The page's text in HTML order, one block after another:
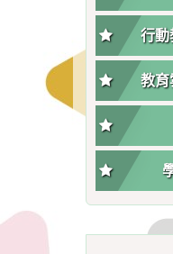
行動
教育